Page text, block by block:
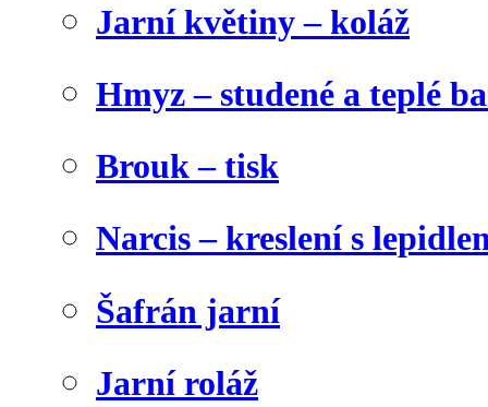
Jarní květiny – koláž
Hmyz – studené a teplé
Brouk – tisk
Narcis – kreslení s
Šafrán jarní
Jarní roláž